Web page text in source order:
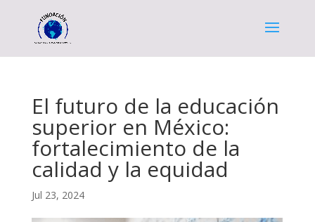
El futuro de la educación
superior en México:
fortalecimiento de la
calidad y la equidad
Jul 23, 2024